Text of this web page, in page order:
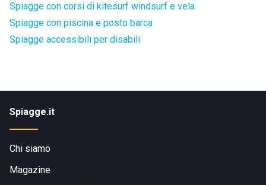
Spiagge con corsi di kitesurf windsurf e vela
Spiagge con piscina e posto barca
Spiagge accessibili per disabili
Spiagge.it
Chi siamo
Magazine